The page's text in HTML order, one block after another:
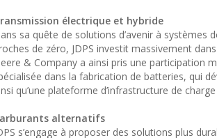
électrique et hybride
sa quête de solutions d’avenir à systèmes
de zéro, JDPS investit massivement
& Company a ainsi pris une participation
dans la fabrication de batteries, qui
qu’une plateforme d’infrastructure de
alternatifs
s’engage à proposer des solutions plus